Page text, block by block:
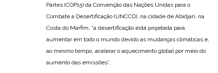
Partes (COP15) da Convenção das Nações Unidas para o
Combate à Desertificação (UNCCD), na cidade de Abidjan, na
Costa do Marfim, “a desertificação está projetada para
aumentar em todo o mundo devido às mudanças climáticas e,
ao mesmo tempo, acelerar o aquecimento global por meio do
aumento das emissões”.